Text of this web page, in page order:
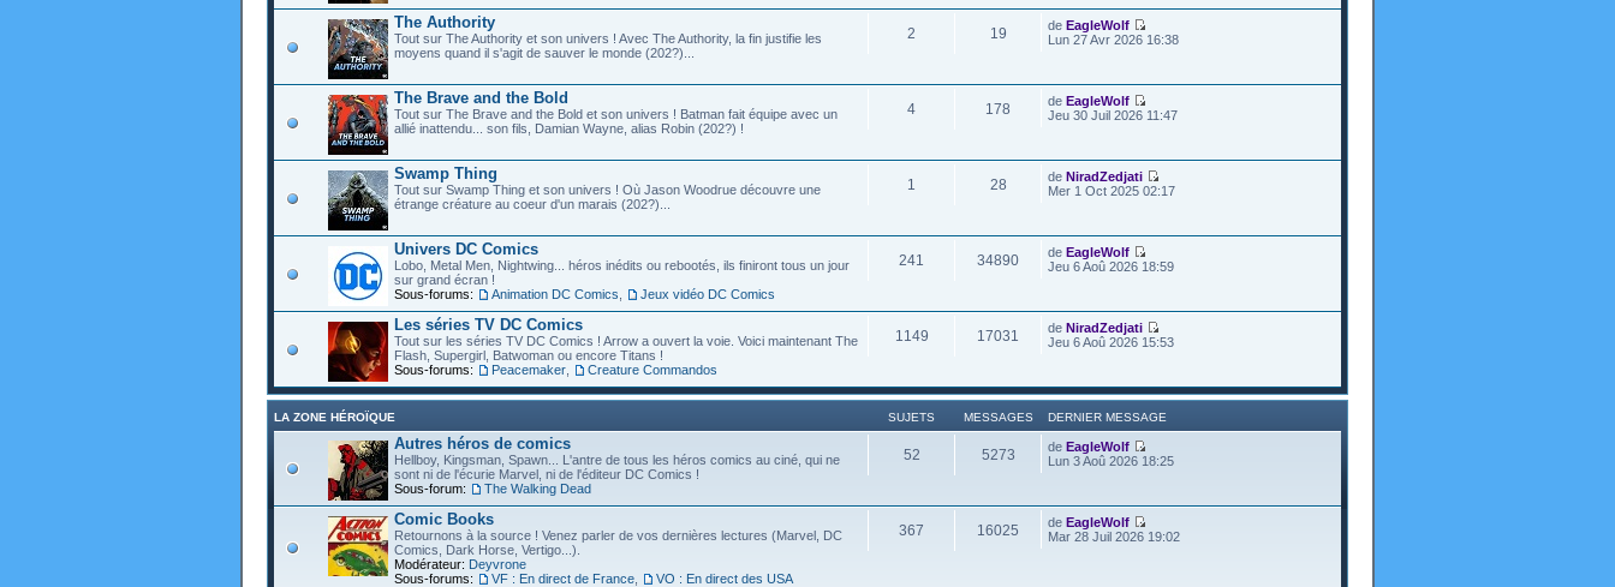
The Authority
Tout sur The Authority et son univers ! Avec The Authority, la fin justifie les
moyens quand il s'agit de sauver le monde (202?)...
2 19 deEagleWolf
Lun 27 Avr 2026 16:38
The Brave and the Bold
Tout sur The Brave and the Bold et son univers ! Batman fait équipe avec un
allié inattendu... son fils, Damian Wayne, alias Robin (202?) !
4 178 deEagleWolf
Jeu 30 Juil 2026 11:47
Swamp Thing
Tout sur Swamp Thing et son univers ! Où Jason Woodrue découvre une
étrange créature au coeur d'un marais (202?)...
1 28 deNiradZedjati
Mer 1 Oct 2025 02:17
Univers DC Comics
Lobo, Metal Men, Nightwing... héros inédits ou rebootés, ils finiront tous un jour
sur grand écran !
Sous-forums:
Animation DC Comics Jeux vidéo DC Comics
241 34890 deEagleWolf
Jeu 6 Aoû 2026 18:59
Les séries TV DC Comics
Tout sur les séries TV DC Comics ! Arrow a ouvert la voie. Voici maintenant The
Flash, Supergirl, Batwoman ou encore Titans !
Sous-forums:
Peacemaker Creature Commandos
1149 17031 deNiradZedjati
Jeu 6 Aoû 2026 15:53
LA ZONE HÉROÏQUE SUJETS MESSAGES DERNIER MESSAGE
Autres héros de comics
Hellboy, Kingsman, Spawn... L'antre de tous les héros comics au ciné, qui ne
sont ni de l'écurie Marvel, ni de l'éditeur DC Comics !
Sous-forum:
The Walking Dead
52 5273 deEagleWolf
Lun 3 Aoû 2026 18:25
Comic Books
Retournons à la source ! Venez parler de vos dernières lectures (Marvel, DC
Comics, Dark Horse, Vertigo...).
Modérateur: Deyvrone
Sous-forums:
VF : En direct de France VO : En direct des USA
367 16025 deEagleWolf
Mar 28 Juil 2026 19:02